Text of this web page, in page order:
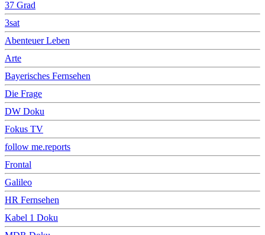
37 Grad
3sat
Abenteuer Leben
Arte
Bayerisches Fernsehen
Die Frage
DW Doku
Fokus TV
follow me.reports
Frontal
Galileo
HR Fernsehen
Kabel 1 Doku